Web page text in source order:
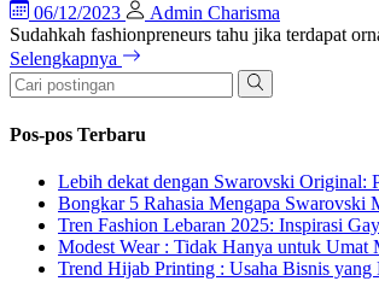
06/12/2023
Admin Charisma
Sudahkah fashionpreneurs tahu jika terdapat
Selengkapnya
Pos-pos Terbaru
Lebih dekat dengan Swarovski Original:
Bongkar 5 Rahasia Mengapa Swarovski
Tren Fashion Lebaran 2025: Inspirasi
Modest Wear : Tidak Hanya untuk Umat
Trend Hijab Printing : Usaha Bisnis yang